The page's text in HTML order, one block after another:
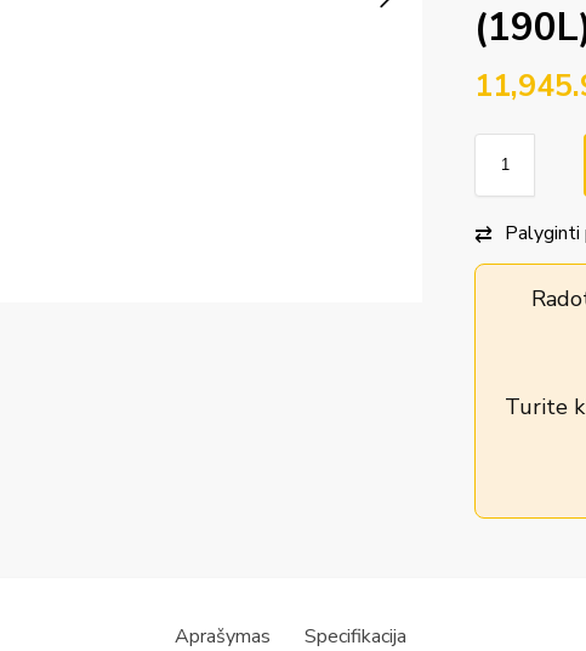
Palyginti
Turite
Aprašymas Specifikacija